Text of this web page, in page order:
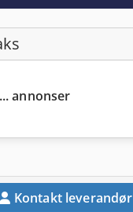
annonser
Kontakt leverandør